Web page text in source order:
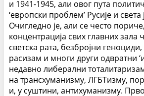
и 1941-1945, али овог пута
‘европски проблем’ Русије и
Очигледно је, али се често
концентрација свих главних зала
светска рата, безбројни
расизам и многи други одвратни
недавно либерални
на трансхуманизму, ЛГБТизму,
и, у суштини, антихуманизму.